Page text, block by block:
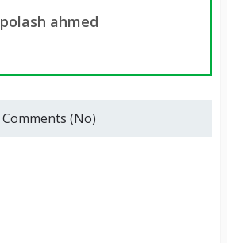
polash ahmed
Comments (No)